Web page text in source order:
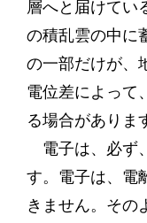
層へと届けてい
の積乱雲の中に
の一部だけが、
電位差によって
る場合がありま
電子は、必ず
す。電子は、電
きません。その